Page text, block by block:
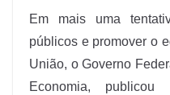
Em mais uma
públicos e promover o
União, o Governo
Economia,